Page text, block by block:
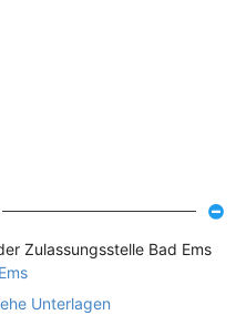
Zulassungsstelle Bad Ems
Unterlagen